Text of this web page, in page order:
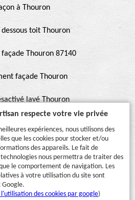
à Thouron
toit Thouron
Thouron 87140
façade Thouron
lavé Thouron
de toiture Thouron 87140
muret, toiture, boiserie,
Thouron 87140
sur toiture Thouron 87140
respecte votre vie privée
expériences, nous utilisons des
que les cookies pour stocker et/ou
des appareils. Le fait de
nous permettra de traiter des
le comportement de navigation. Les
à votre utilisation du site sont
Google.
l'utilisation des cookies par google)